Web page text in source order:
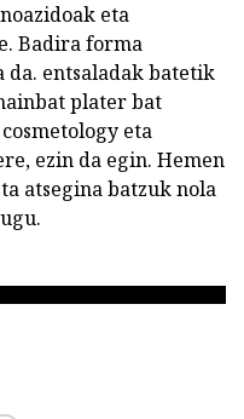
eta
Badira forma
entsaladak batetik
plater bat
eta
ezin da egin. Hemen
atsegina batzuk nola